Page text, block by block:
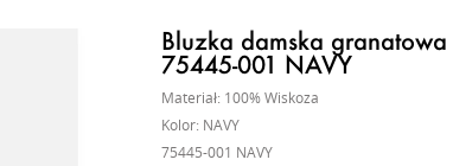
Bluzka damska
75445-001 NAVY
Materiał: 100% Wiskoza
Kolor: NAVY
75445-001 NAVY